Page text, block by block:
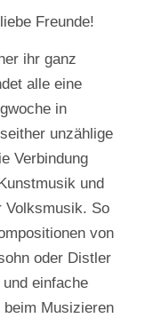
Freunde!
ihr ganz
alle eine
in
unzählige
Verbindung
und
Volksmusik. So
von
oder Distler
einfache
beim Musizieren